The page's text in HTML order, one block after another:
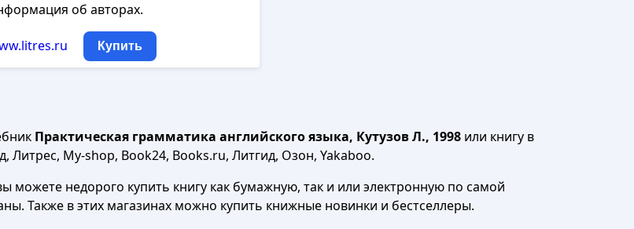
об авторах.
Купить
Практическая грамматика английского языка, Кутузов Л., 1998 или книгу в
Литрес, My-shop, Book24, Books.ru, Литгид, Озон, Yakaboo.
можете недорого купить книгу как бумажную, так и или электронную по самой
Также в этих магазинах можно купить книжные новинки и бестселлеры.